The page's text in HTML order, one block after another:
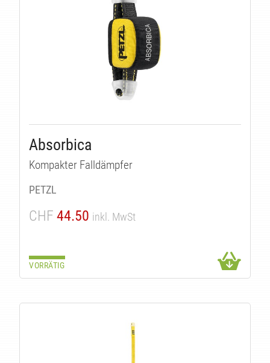
Absorbica
Kompakter Falldämpfer
PETZL
CHF 44.50 inkl. MwSt
VORRÄTIG